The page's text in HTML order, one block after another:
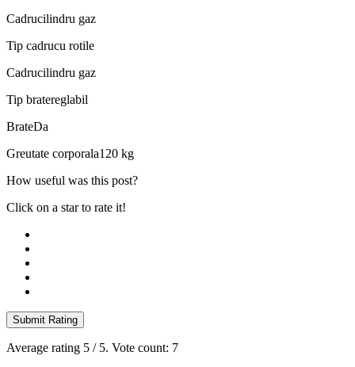
Cadrucilindru gaz
Tip cadrucu rotile
Cadrucilindru gaz
Tip bratereglabil
BrateDa
Greutate corporala120 kg
How useful was this post?
Click on a star to rate it!
Submit Rating
Average rating 5 / 5. Vote count: 7